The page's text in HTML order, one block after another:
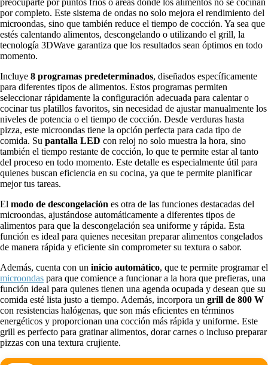
por completo. Este sistema de ondas no solo mejora el rendimiento del
microondas, sino que también reduce el tiempo de cocción. Ya sea que
estés calentando alimentos, descongelando o utilizando el grill, la
tecnología 3DWave garantiza que los resultados sean óptimos en todo
momento.
Incluye 8 programas predeterminados, diseñados específicamente
para diferentes tipos de alimentos. Estos programas permiten
seleccionar rápidamente la configuración adecuada para calentar o
cocinar tus platillos favoritos, sin necesidad de ajustar manualmente los
niveles de potencia o el tiempo de cocción. Desde verduras hasta
pizza, este microondas tiene la opción perfecta para cada tipo de
comida. Su pantalla LED con reloj no solo muestra la hora, sino
también el tiempo restante de cocción, lo que te permite estar al tanto
del proceso en todo momento. Este detalle es especialmente útil para
quienes buscan eficiencia en su cocina, ya que te permite planificar
mejor tus tareas.
El modo de descongelación es otra de las funciones destacadas del
microondas, ajustándose automáticamente a diferentes tipos de
alimentos para que la descongelación sea uniforme y rápida. Esta
función es ideal para quienes necesitan preparar alimentos congelados
de manera rápida y eficiente sin comprometer su textura o sabor.
Además, cuenta con un inicio automático, que te permite programar el
microondas para que comience a funcionar a la hora que prefieras, una
función ideal para quienes tienen una agenda ocupada y desean que su
comida esté lista justo a tiempo. Además, incorpora un grill de 800 W
con resistencias halógenas, que son más eficientes en términos
energéticos y proporcionan una cocción más rápida y uniforme. Este
grill es perfecto para gratinar alimentos, dorar carnes o incluso preparar
pizzas con una textura crujiente.